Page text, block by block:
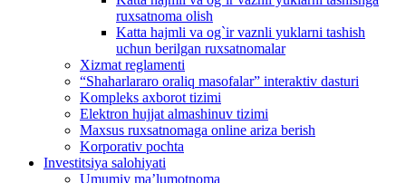
ruxsatnoma olish
Katta hajmli va og`ir vaznli yuklarni tashish
uchun berilgan ruxsatnomalar
Xizmat reglamenti
“Shaharlararo oraliq masofalar” interaktiv dasturi
Kompleks axborot tizimi
Elektron hujjat almashinuv tizimi
Maxsus ruxsatnomaga online ariza berish
Korporativ pochta
Investitsiya salohiyati
Umumiy maʼlumotnoma